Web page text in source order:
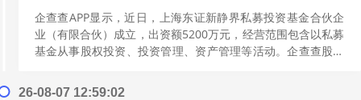
企查查APP显示，近日，上海东证新静界私募投资基金合伙企
业（有限合伙）成立，出资额5200万元，经营范围包含以私募
基金从事股权投资、投资管理、资产管理等活动。企查查股权
26-08-07 12:59:02